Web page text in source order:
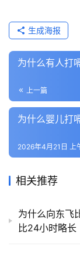
生成海报
为什么有人打
上一篇
为什么婴儿打
2026年4月21日 上
相关推荐
为什么向东飞
比24小时略长